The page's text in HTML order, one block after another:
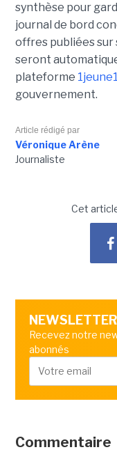
synthèse pour
journal de bord
offres publiées
seront
plateforme
gouvernement.
Article rédigé par
Véronique Arène
Journaliste
Cet
NEWSLETTER
Recevez notre
abonnés
Commentaire